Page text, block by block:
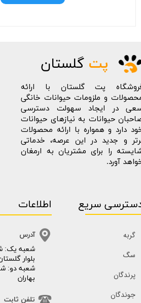
پت گلستان
پت گلستان با ارائه
و ملزومات حیوانات خانگی
در ایجاد سهولت دسترسی
حیوانات به نیازهای حیوانات
دارد و همواره با ارائه محصولات
و جدید در این عرصه، خدماتی
را برای مشتریان به ارمغان
آورد.
سریع
گربه
سگ
پرندگان
جوندگان
​​شعبه یک:
بلوار
شعبه دو:
بهاران
اطلاعات
آدرس
تلفن ثابت